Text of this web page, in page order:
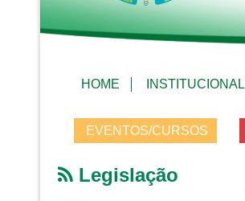
HOME INSTITUCIONAL
EVENTOS/CURSOS
Legislação